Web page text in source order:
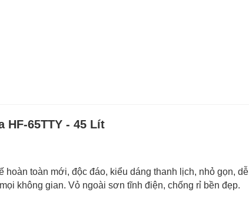
HF-65TTY - 45 Lít
hoàn toàn mới, độc đáo, kiểu dáng thanh lịch, nhỏ gọn, dễ
không gian. Vỏ ngoài sơn tĩnh điện, chống rỉ bền đẹp.